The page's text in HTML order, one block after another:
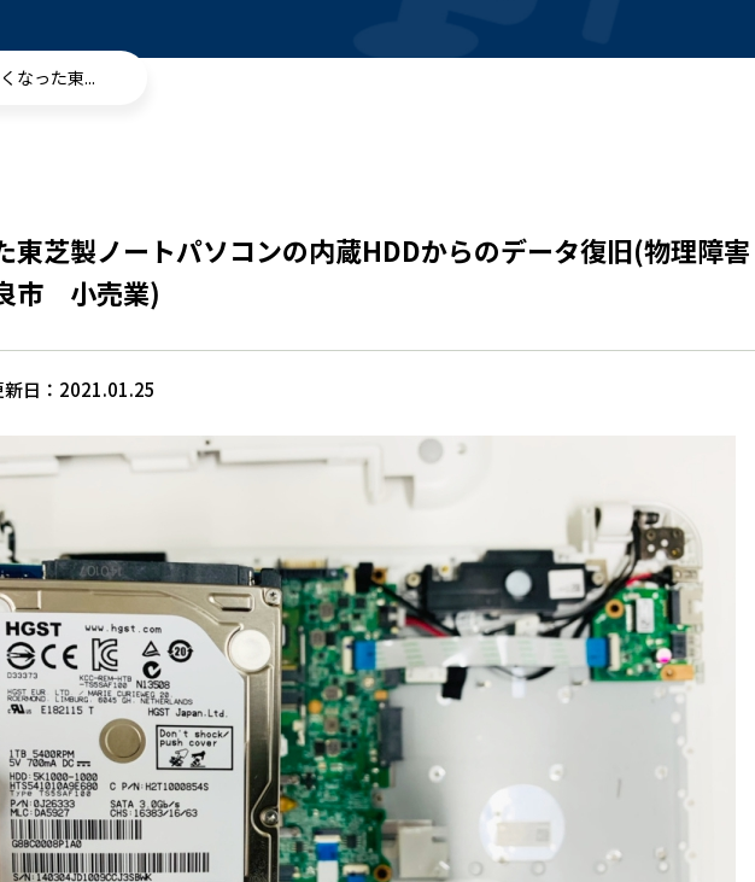
なった東...
東芝製ノートパソコンの内蔵HDDからのデータ復旧(物理障
市 小売業)
新日：2021.01.25